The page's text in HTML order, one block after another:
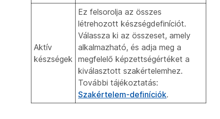
Aktív
készségek
Ez felsorolja az összes
létrehozott készségdefiníciót.
Válassza ki az összeset, amely
alkalmazható, és adja meg a
megfelelő képzettségértéket a
kiválasztott szakértelemhez.
További tájékoztatás:
Szakértelem-definíciók.